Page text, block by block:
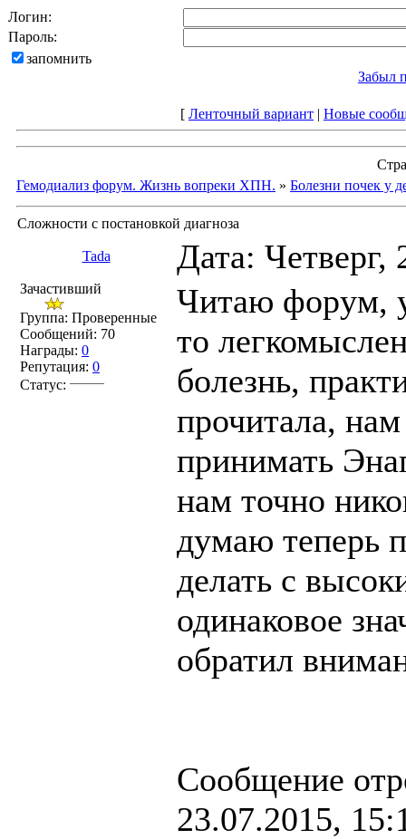
Логин:
Пароль:
запомнить
Забыл
[ Ленточный вариант | Новые
Гемодиализ форум. Жизнь вопреки ХПН. » Болезни почек у
Сложности с постановкой диагноза
Tada Дата:
Зачастивший
Группа: Проверенные
Сообщений: 70
Награды: 0
Репутация: 0
Статус:
Читаю форум,
то
болезнь,
прочитала,
принимать
нам точно
думаю теперь
делать с
одинаковое
обратил
Сообщение
23.07.2015,